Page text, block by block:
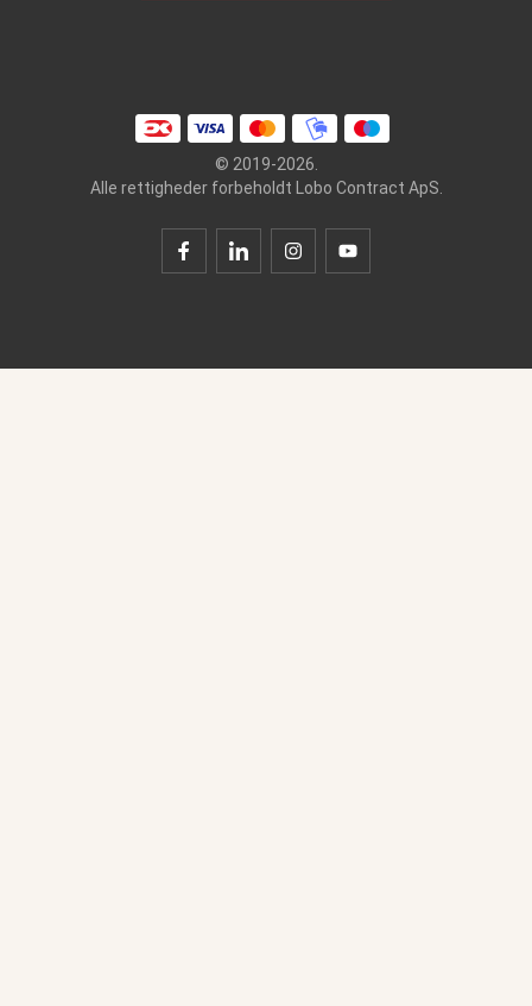
© 2019-2026.
Alle rettigheder forbeholdt Lobo Contract ApS.